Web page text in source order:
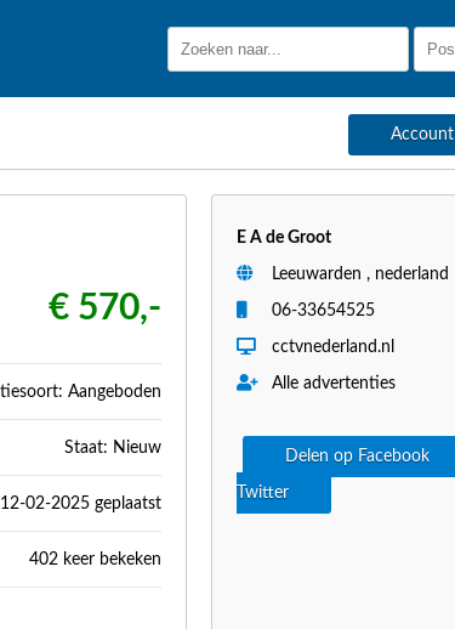
Account
€ 570,-
Aangeboden
Staat: Nieuw
02-2025 geplaatst
402 keer bekeken
E A de Groot
Leeuwarden , nederland
06-33654525
cctvnederland.nl
Alle advertenties
Delen op Facebook
Twitter